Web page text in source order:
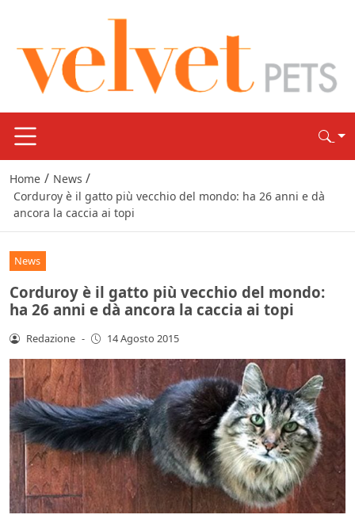
Home / News /
Corduroy è il gatto più vecchio del mondo: ha 26 anni e dà
ancora la caccia ai topi
News
Corduroy è il gatto più vecchio del mondo:
ha 26 anni e dà ancora la caccia ai topi
Redazione - 14 Agosto 2015